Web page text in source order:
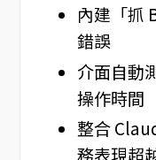
內建「抓
錯誤
介面自動
操作時間
整合
務表現超